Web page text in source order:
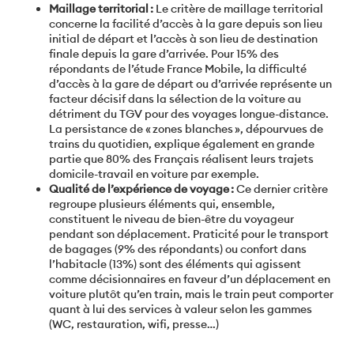
Maillage territorial : Le critère de maillage territorial
concerne la facilité d’accès à la gare depuis son lieu
initial de départ et l’accès à son lieu de destination
finale depuis la gare d’arrivée. Pour 15% des
répondants de l’étude France Mobile, la difficulté
d’accès à la gare de départ ou d’arrivée représente un
facteur décisif dans la sélection de la voiture au
détriment du TGV pour des voyages longue-distance.
La persistance de « zones blanches », dépourvues de
trains du quotidien, explique également en grande
partie que 80% des Français réalisent leurs trajets
domicile-travail en voiture par exemple.
Qualité de l’expérience de voyage :Ce dernier critère
regroupe plusieurs éléments qui, ensemble,
constituent le niveau de bien-être du voyageur
pendant son déplacement. Praticité pour le transport
de bagages (9% des répondants) ou confort dans
l’habitacle (13%) sont des éléments qui agissent
comme décisionnaires en faveur d’un déplacement en
voiture plutôt qu’en train, mais le train peut comporter
quant à lui des services à valeur selon les gammes
(WC, restauration, wifi, presse…)